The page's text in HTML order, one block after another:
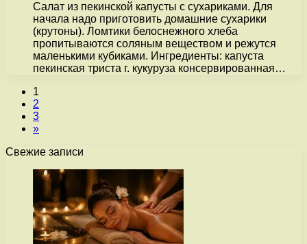
Салат из пекинской капусты с сухариками. Для
начала надо приготовить домашние сухарики
(крутоны). Ломтики белоснежного хлеба
пропитываются соляным веществом и режутся
маленькими кубиками. Ингредиенты: капуста
пекинская триста г. кукуруза консервированная…
1
2
3
»
Свежие записи